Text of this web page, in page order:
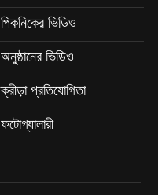
পিকনিকের ভিডিও
অনুষ্ঠানের ভিডিও
ক্রীড়া প্রতিযোগিতা
ফটোগ্যালারী